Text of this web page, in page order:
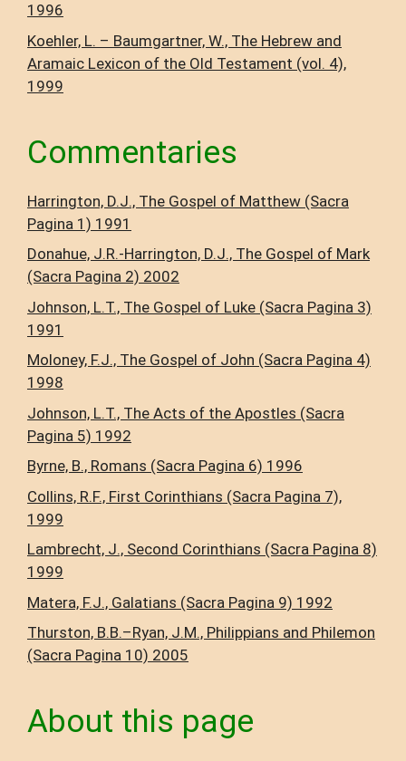
1996
Koehler, L. – Baumgartner, W., The Hebrew and
Aramaic Lexicon of the Old Testament (vol. 4),
1999
Commentaries
Harrington, D.J., The Gospel of Matthew (Sacra
Pagina 1) 1991
Donahue, J.R.-Harrington, D.J., The Gospel of Mark
(Sacra Pagina 2) 2002
Johnson, L.T., The Gospel of Luke (Sacra Pagina 3)
1991
Moloney, F.J., The Gospel of John (Sacra Pagina 4)
1998
Johnson, L.T., The Acts of the Apostles (Sacra
Pagina 5) 1992
Byrne, B., Romans (Sacra Pagina 6) 1996
Collins, R.F., First Corinthians (Sacra Pagina 7),
1999
Lambrecht, J., Second Corinthians (Sacra Pagina 8)
1999
Matera, F.J., Galatians (Sacra Pagina 9) 1992
Thurston, B.B.–Ryan, J.M., Philippians and Philemon
(Sacra Pagina 10) 2005
About this page